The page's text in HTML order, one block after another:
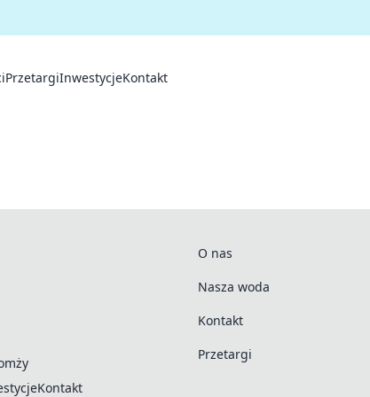
PrzetargiInwestycjeKontakt
O nas
Nasza woda
Kontakt
Przetargi
Kontakt